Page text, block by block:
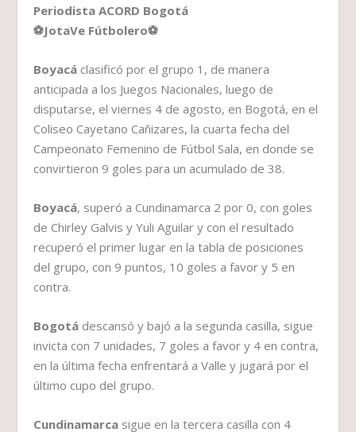
Periodista ACORD Bogotá
⚽JotaVe Fútbolero⚽
Boyacá clasificó por el grupo 1, de manera
anticipada a los Juegos Nacionales, luego de
disputarse, el viernes 4 de agosto, en Bogotá, en el
Coliseo Cayetano Cañizares, la cuarta fecha del
Campeonato Femenino de Fútbol Sala, en donde se
convirtieron 9 goles para un acumulado de 38.
Boyacá, superó a Cundinamarca 2 por 0, con goles
de Chirley Galvis y Yuli Aguilar y con el resultado
recuperó el primer lugar en la tabla de posiciones
del grupo, con 9 puntos, 10 goles a favor y 5 en
contra.
Bogotá descansó y bajó a la segunda casilla, sigue
invicta con 7 unidades, 7 goles a favor y 4 en contra,
en la última fecha enfrentará a Valle y jugará por el
último cupo del grupo.
Cundinamarca sigue en la tercera casilla con 4